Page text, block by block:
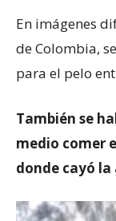
En imágenes
de Colombia,
para el pelo
También se
medio comer
donde cayó la